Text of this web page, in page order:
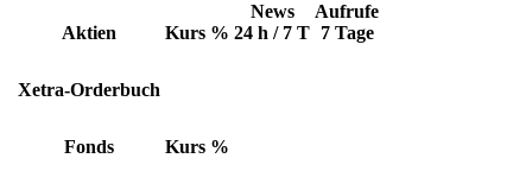
Aktien Kurs %
News
24 h / 7 T
Aufrufe
7 Tage
Xetra-Orderbuch
Fonds Kurs %